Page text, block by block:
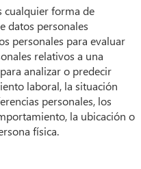
cualquier forma de
datos personales
personales para evaluar
relativos a una
analizar o predecir
laboral, la situación
personales, los
la ubicación o
física.